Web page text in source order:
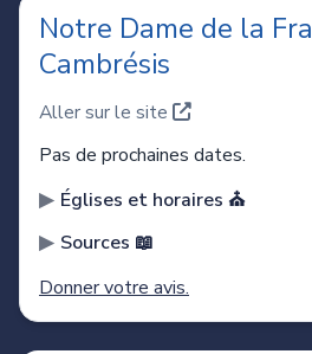
Notre Dame de la
Cambrésis
Aller sur le site
Pas de prochaines dates.
Églises et horaires ⛪️
Sources 📖
Donner votre avis.